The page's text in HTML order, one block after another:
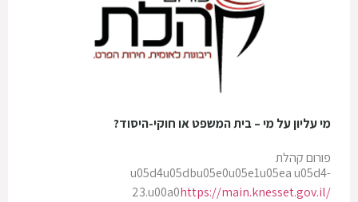
מי עליון על מי – בית המשפט או חוקי-היסוד?
פורום קהלת
u05d4u05dbu05e0u05e1u05ea u05d4-
23.u00a0https://main.knesset.gov.il/